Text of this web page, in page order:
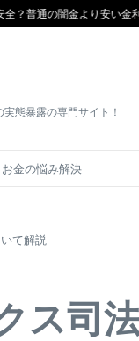
闇金より安い金利と口コミ
態暴露の専門サイト！
金の悩み解決
て解説
ス司